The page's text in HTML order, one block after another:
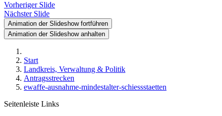
Vorheriger Slide
Nächster Slide
Animation der Slideshow fortführen
Animation der Slideshow anhalten
Start
Landkreis, Verwaltung & Politik
Antragsstrecken
ewaffe-ausnahme-mindestalter-schiessstaetten
Seitenleiste Links